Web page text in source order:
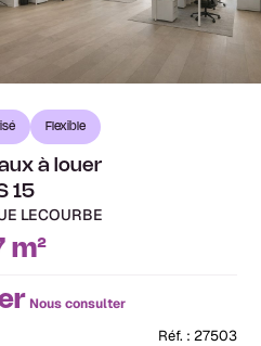
Flexible
à louer
15
LECOURBE
m²
Nous consulter
Réf. : 27503